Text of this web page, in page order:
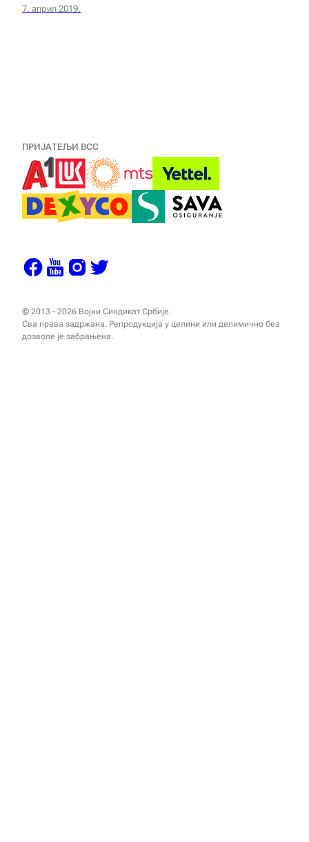
7. април 2019.
ПРИЈАТЕЉИ ВСС
© 2013 - 2026 Војни Синдикат Србије.
Сва права задржана. Репродукција у целини или делимично без
дозволе је забрањена.